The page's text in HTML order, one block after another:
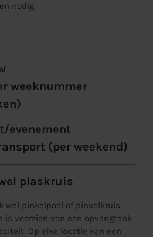
nodig
weeknummer
evenement
(per weekend)
plaskruis
wel pinkelpaal of pinkelkruis
is voorzien van een opvangtank
Op elke locatie kan een